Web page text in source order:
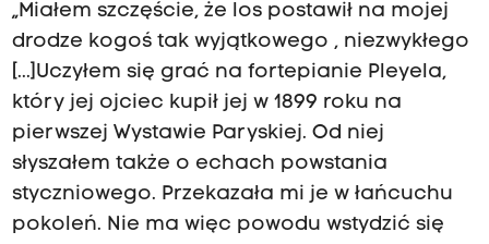
„Miałem szczęście, że los postawił na mojej
drodze kogoś tak wyjątkowego , niezwykłego
[...]Uczyłem się grać na fortepianie Pleyela,
który jej ojciec kupił jej w 1899 roku na
pierwszej Wystawie Paryskiej. Od niej
słyszałem także o echach powstania
styczniowego. Przekazała mi je w łańcuchu
pokoleń. Nie ma więc powodu wstydzić się